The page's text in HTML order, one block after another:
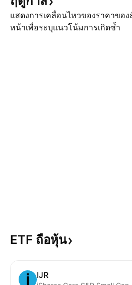
แสดงการเคลื่อนไหวของราคาข
หน้าเพื่อระบุแนวโน้มการเกิดซ้ำ
ETF ถือหุ้น
IJR